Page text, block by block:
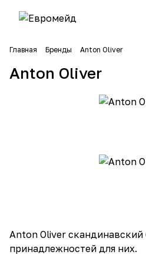
Главная Бренды Anton Oliver
Anton Oliver
Anton Oliver скандинавский
принадлежностей для них.